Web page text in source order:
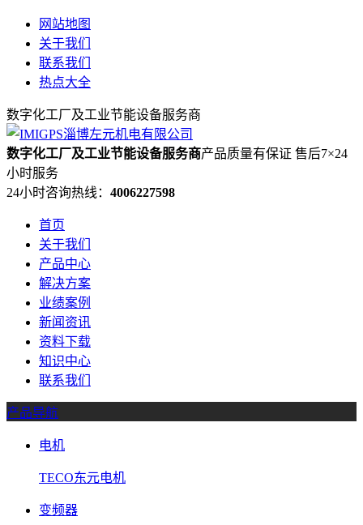
网站地图
关于我们
联系我们
热点大全
数字化工厂及工业节能设备服务商
数字化工厂及工业节能设备服务商产品质量有保证 售后7×24
小时服务
24小时咨询热线： 4006227598
首页
关于我们
产品中心
解决方案
业绩案例
新闻资讯
资料下载
知识中心
联系我们
产品导航
电机
TECO东元电机
变频器